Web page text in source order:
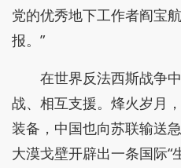
党的优秀地下工作者阎宝
报。”
在世界反法西斯战争中
战、相互支援。烽火岁月
装备，中国也向苏联输送
大漠戈壁开辟出一条国际“